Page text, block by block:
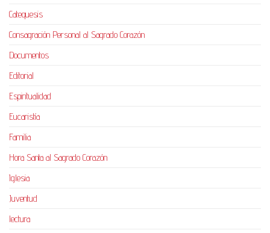
Catequesis
Consagración Personal al Sagrado Corazón
Documentos
Editorial
Espiritualidad
Eucaristía
Familia
Hora Santa al Sagrado Corazón
Iglesia
Juventud
lectura